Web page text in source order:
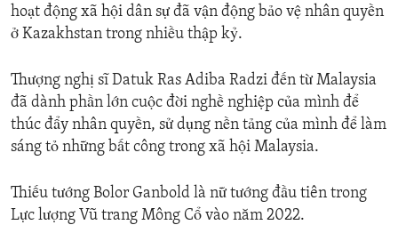
hoạt động xã hội dân sự đã vận động bảo vệ nhân quyền
ở Kazakhstan trong nhiều thập kỷ.
Thượng nghị sĩ Datuk Ras Adiba Radzi đến từ Malaysia
đã dành phần lớn cuộc đời nghề nghiệp của mình để
thúc đẩy nhân quyền, sử dụng nền tảng của mình để làm
sáng tỏ những bất công trong xã hội Malaysia.
Thiếu tướng Bolor Ganbold là nữ tướng đầu tiên trong
Lực lượng Vũ trang Mông Cổ vào năm 2022.